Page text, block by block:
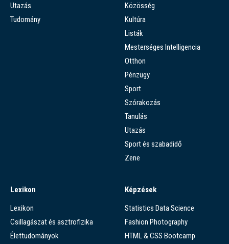
Utazás
Tudomány
Közösség
Kultúra
Listák
Mesterséges Intelligencia
Otthon
Pénzügy
Sport
Szórakozás
Tanulás
Utazás
Sport és szabadidő
Zene
Lexikon
Lexikon
Csillagászat és asztrofizika
Élettudományok
Képzések
Statistics Data Science
Fashion Photography
HTML & CSS Bootcamp